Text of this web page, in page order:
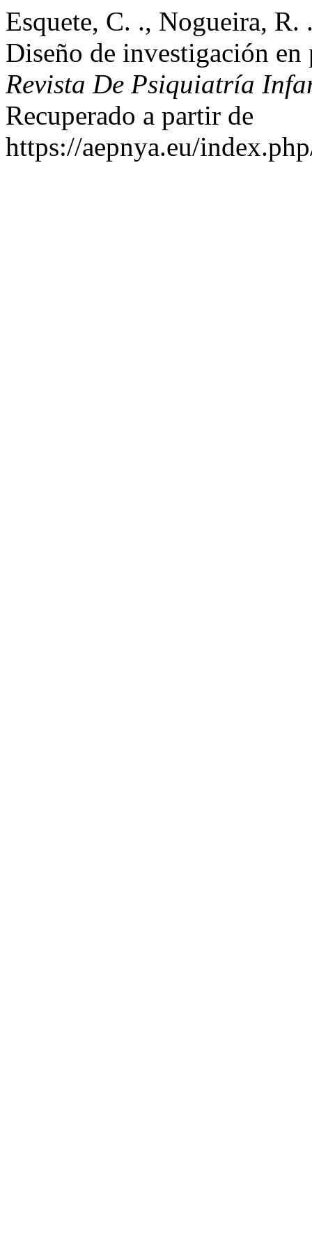
Esquete, C. ., Nogueira,
Diseño de investigación
Revista De Psiquiatría
Recuperado a partir de
https://aepnya.eu/